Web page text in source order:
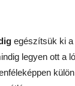
egészítsük ki
legyen ott a